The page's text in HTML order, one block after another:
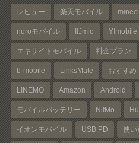
レビュー 楽天モバイル mineo
nuroモバイル IIJmio Y!mobile
エキサイトモバイル 料金プラン
b-mobile LinksMate おすすめ
LINEMO Amazon Android
モバイルバッテリー NifMo
イオンモバイル USB PD 使い